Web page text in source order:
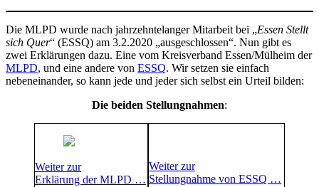
Die MLPD wurde nach jahrzehntelanger Mitarbeit bei „Essen Stellt
sich Quer“ (ESSQ) am 3.2.2020 „ausgeschlossen“. Nun gibt es
zwei Erklärungen dazu. Eine vom Kreisverband Essen/Mülheim der
MLPD, und eine andere von ESSQ. Wir setzen sie einfach
nebeneinander, so kann jede und jeder sich selbst ein Urteil bilden:
Die beiden Stellungnahmen:
Weiter zur
Erklärung der MLPD …
Weiter zur
Stellungnahme von ESSQ …